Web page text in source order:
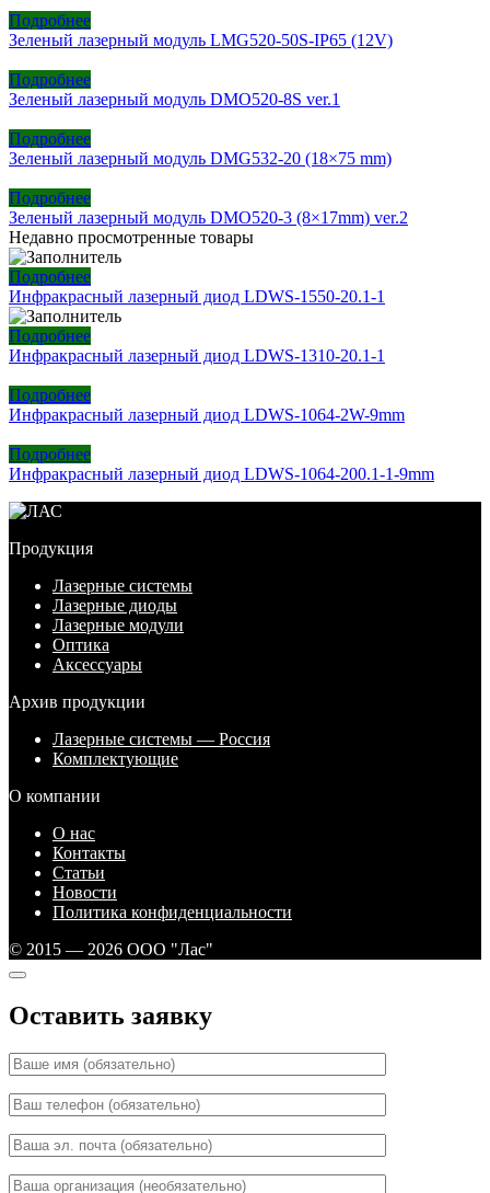
Подробнее
Зеленый лазерный модуль LMG520-50S-IP65 (12V)
Подробнее
Зеленый лазерный модуль DMO520-8S ver.1
Подробнее
Зеленый лазерный модуль DMG532-20 (18×75 mm)
Подробнее
Зеленый лазерный модуль DMO520-3 (8×17mm) ver.2
Недавно просмотренные товары
Подробнее
Инфракрасный лазерный диод LDWS-1550-20.1-1
Подробнее
Инфракрасный лазерный диод LDWS-1310-20.1-1
Подробнее
Инфракрасный лазерный диод LDWS-1064-2W-9mm
Подробнее
Инфракрасный лазерный диод LDWS-1064-200.1-1-9mm
Продукция
Лазерные системы
Лазерные диоды
Лазерные модули
Оптика
Аксессуары
Архив продукции
Лазерные системы — Россия
Комплектующие
О компании
О нас
Контакты
Статьи
Новости
Политика конфиденциальности
© 2015 — 2026 ООО "Лас"
Оставить заявку